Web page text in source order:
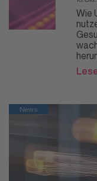
Wie
News